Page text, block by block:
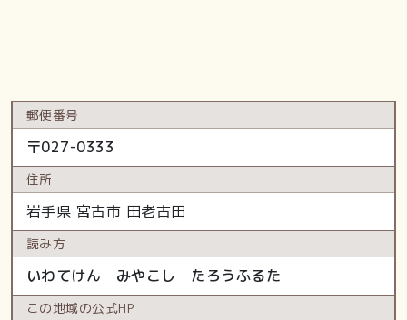
郵便番号
〒027-0333
住所
岩手県 宮古市 田老古田
読み方
いわてけん みやこし たろうふるた
この地域の公式HP